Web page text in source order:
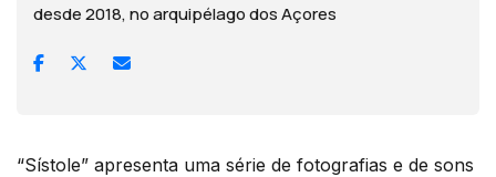
desde 2018, no arquipélago dos Açores
“Sístole” apresenta uma série de fotografias e de sons